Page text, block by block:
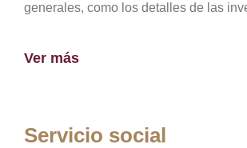
generales, como los detalles de las
Ver más
Servicio social